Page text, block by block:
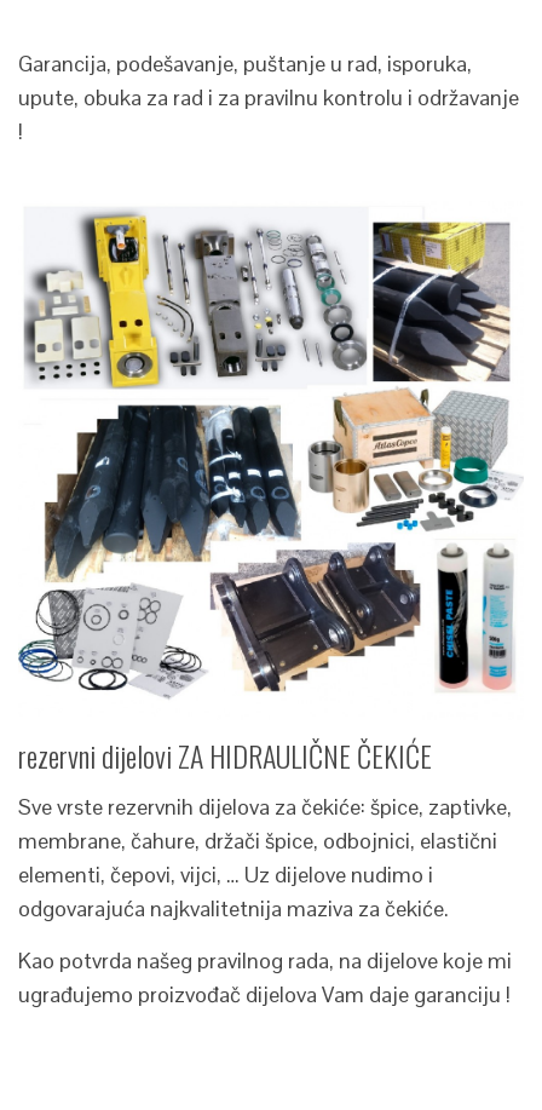
Garancija, podešavanje, puštanje u rad, isporuka,
upute, obuka za rad i za pravilnu kontrolu i održavanje
!
rezervni dijelovi ZA HIDRAULIČNE ČEKIĆE
Sve vrste rezervnih dijelova za čekiće: špice, zaptivke,
membrane, čahure, držači špice, odbojnici, elastični
elementi, čepovi, vijci, … Uz dijelove nudimo i
odgovarajuća najkvalitetnija maziva za čekiće.
Kao potvrda našeg pravilnog rada, na dijelove koje mi
ugrađujemo proizvođač dijelova Vam daje garanciju !